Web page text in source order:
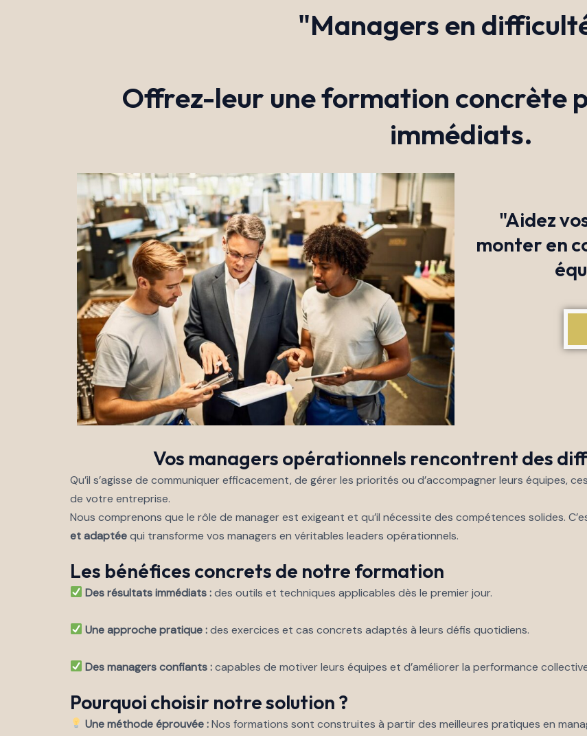
"Managers en
Offrez-leur une formation concrète
immédiats.
"Aidez
monter en
Vos managers opérationnels rencontrent des
Qu’il s’agisse de communiquer efficacement, de gérer les priorités ou d’accompagner leurs équipes,
de votre entreprise.
Nous comprenons que le rôle de manager est exigeant et qu’il nécessite des compétences solides.
et adaptéequi transforme vos managers en véritables leaders opérationnels.
Les bénéfices concrets de notre formation
Des résultats immédiats :des outils et techniques applicables dès le premier jour.
Une approche pratique :des exercices et cas concrets adaptés à leurs défis quotidiens.
Des managers confiants :capables de motiver leurs équipes et d’améliorer la performance
Pourquoi choisir notre solution ?
Une méthode éprouvée :Nos formations sont construites à partir des meilleures pratiques en